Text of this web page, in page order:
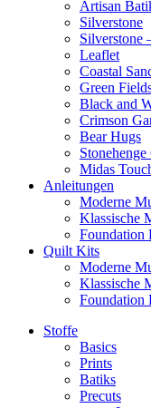
Artisan
Silverstone
Leaflet
Coastal
Green
Black and
Crimson
Bear Hugs
Midas
Anleitungen
Moderne
Klassische
Foundation
Quilt Kits
Moderne
Klassische
Foundation
Stoffe
Basics
Prints
Batiks
Precuts